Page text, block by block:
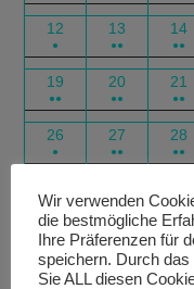
12
●
13
●●
14
●●
19
●●
20
●●
21
●●
26
●
27
●●
28
●●
Subscribe
in
Google
in
Wir verwenden
die bestmögliche
Ihre Präferenzen für
speichern. Durch
Sie ALL diesen